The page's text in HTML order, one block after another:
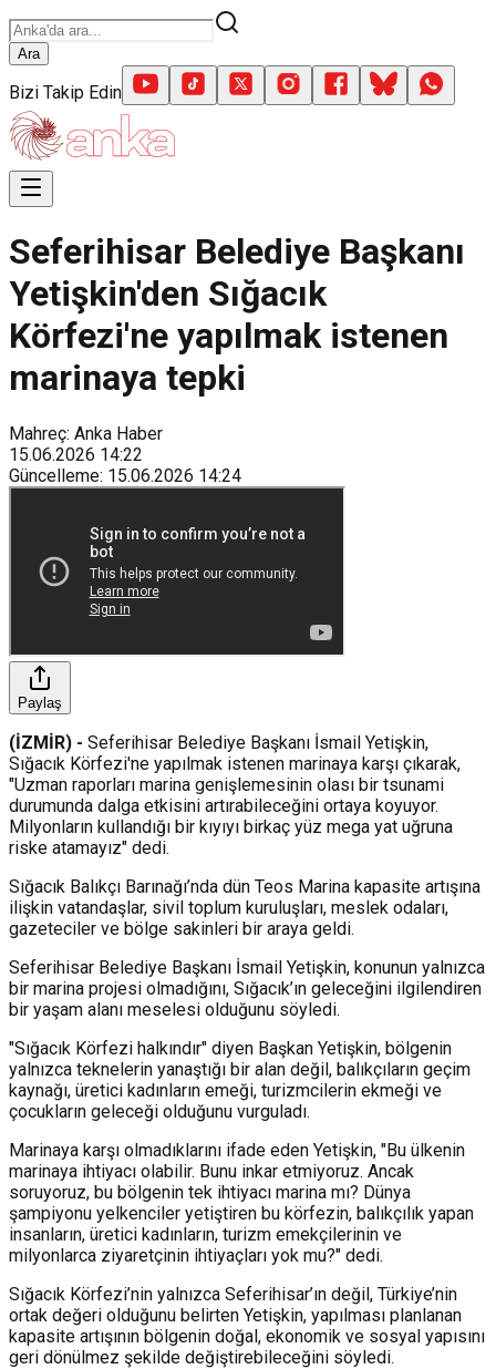
Ara
Bizi Takip Edin
Seferihisar Belediye Başkanı
Yetişkin'den Sığacık
Körfezi'ne yapılmak istenen
marinaya tepki
Mahreç: Anka Haber
15.06.2026 14:22
Güncelleme: 15.06.2026 14:24
Paylaş
(İZMİR) - Seferihisar Belediye Başkanı İsmail Yetişkin,
Sığacık Körfezi'ne yapılmak istenen marinaya karşı çıkarak,
"Uzman raporları marina genişlemesinin olası bir tsunami
durumunda dalga etkisini artırabileceğini ortaya koyuyor.
Milyonların kullandığı bir kıyıyı birkaç yüz mega yat uğruna
riske atamayız" dedi.
Sığacık Balıkçı Barınağı’nda dün Teos Marina kapasite artışına
ilişkin vatandaşlar, sivil toplum kuruluşları, meslek odaları,
gazeteciler ve bölge sakinleri bir araya geldi.
Seferihisar Belediye Başkanı İsmail Yetişkin, konunun yalnızca
bir marina projesi olmadığını, Sığacık’ın geleceğini ilgilendiren
bir yaşam alanı meselesi olduğunu söyledi.
"Sığacık Körfezi halkındır" diyen Başkan Yetişkin, bölgenin
yalnızca teknelerin yanaştığı bir alan değil, balıkçıların geçim
kaynağı, üretici kadınların emeği, turizmcilerin ekmeği ve
çocukların geleceği olduğunu vurguladı.
Marinaya karşı olmadıklarını ifade eden Yetişkin, "Bu ülkenin
marinaya ihtiyacı olabilir. Bunu inkar etmiyoruz. Ancak
soruyoruz, bu bölgenin tek ihtiyacı marina mı? Dünya
şampiyonu yelkenciler yetiştiren bu körfezin, balıkçılık yapan
insanların, üretici kadınların, turizm emekçilerinin ve
milyonlarca ziyaretçinin ihtiyaçları yok mu?" dedi.
Sığacık Körfezi’nin yalnızca Seferihisar’ın değil, Türkiye’nin
ortak değeri olduğunu belirten Yetişkin, yapılması planlanan
kapasite artışının bölgenin doğal, ekonomik ve sosyal yapısını
geri dönülmez şekilde değiştirebileceğini söyledi.